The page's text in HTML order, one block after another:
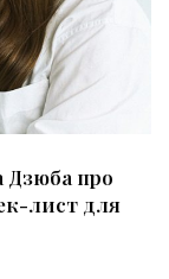
Дзюба про
лист для